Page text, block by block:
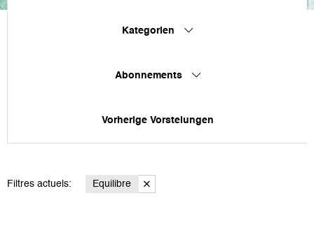
Kategorien
Abonnements
Vorherige Vorstelungen
Filtres actuels: Equilibre